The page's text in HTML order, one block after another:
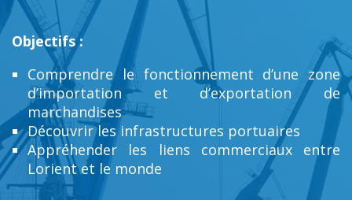
Objectifs :
Comprendre le fonctionnement d’une zone
d’importation et d’exportation de
marchandises
Découvrir les infrastructures portuaires
Appréhender les liens commerciaux entre
Lorient et le monde